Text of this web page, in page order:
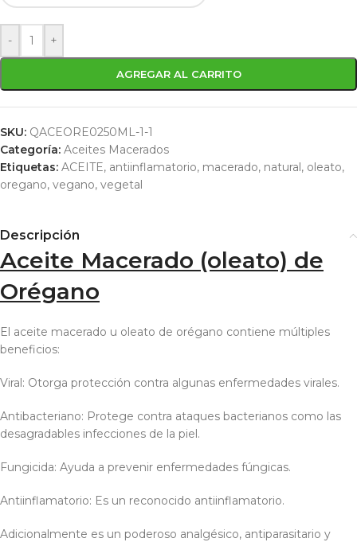
- +
AGREGAR AL CARRITO
SKU: QACEORE0250ML-1-1
Categoría: Aceites Macerados
Etiquetas: ACEITE, antiinflamatorio, macerado, natural, oleato,
oregano, vegano, vegetal
Descripción
Aceite Macerado (oleato) de
Orégano
El aceite macerado u oleato de orégano contiene múltiples
beneficios:
Viral: Otorga protección contra algunas enfermedades virales.
Antibacteriano: Protege contra ataques bacterianos como las
desagradables infecciones de la piel.
Fungicida: Ayuda a prevenir enfermedades fúngicas.
Antiinflamatorio: Es un reconocido antiinflamatorio.
Adicionalmente es un poderoso analgésico, antiparasitario y